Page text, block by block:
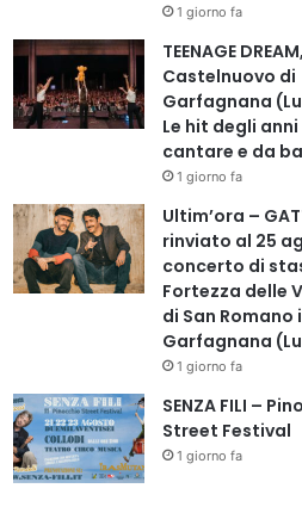
1 giorno fa
TEENAGE
Castelnuovo di
Garfagnana
Le hit degli
cantare e da
1 giorno fa
Ultim’ora –
rinviato al 25
concerto di
Fortezza delle
di San Romano
Garfagnana
1 giorno fa
SENZA FILI –
Street Festival
1 giorno fa